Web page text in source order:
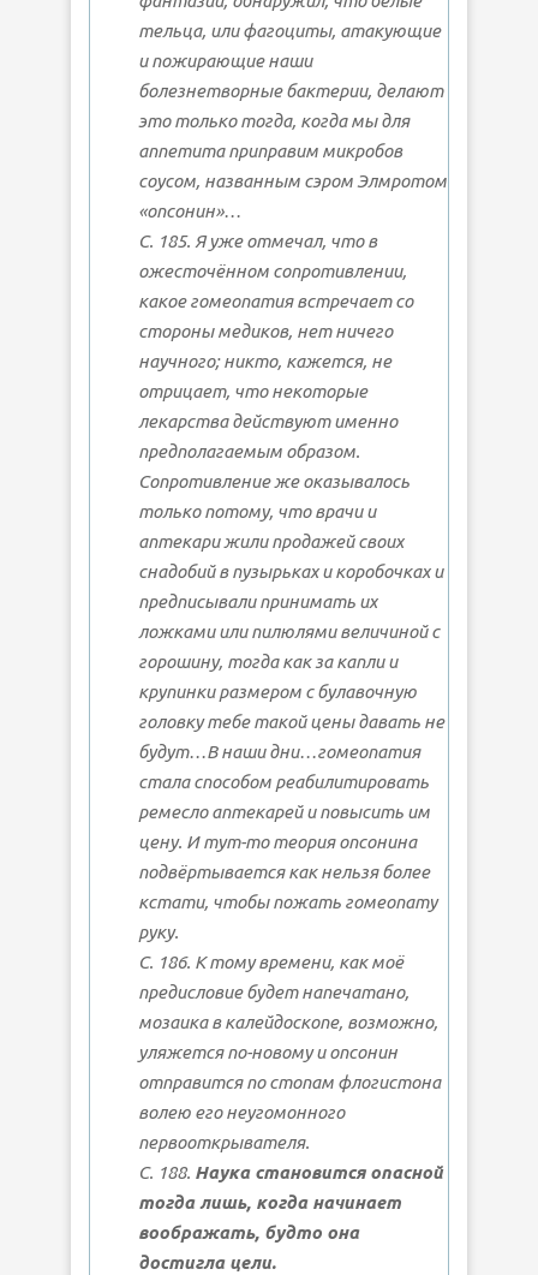
тельца, или фагоциты, атакующие
и пожирающие наши
болезнетворные бактерии, делают
это только тогда, когда мы для
аппетита приправим микробов
соусом, названным сэром Элмротом
«опсонин»…
С. 185. Я уже отмечал, что в
ожесточённом сопротивлении,
какое гомеопатия встречает со
стороны медиков, нет ничего
научного; никто, кажется, не
отрицает, что некоторые
лекарства действуют именно
предполагаемым образом.
Сопротивление же оказывалось
только потому, что врачи и
аптекари жили продажей своих
снадобий в пузырьках и коробочках и
предписывали принимать их
ложками или пилюлями величиной с
горошину, тогда как за капли и
крупинки размером с булавочную
головку тебе такой цены давать не
будут…В наши дни…гомеопатия
стала способом реабилитировать
ремесло аптекарей и повысить им
цену. И тут-то теория опсонина
подвёртывается как нельзя более
кстати, чтобы пожать гомеопату
руку.
С. 186. К тому времени, как моё
предисловие будет напечатано,
мозаика в калейдоскопе, возможно,
уляжется по-новому и опсонин
отправится по стопам флогистона
волею его неугомонного
первооткрывателя.
С. 188. Наука становится опасной
тогда лишь, когда начинает
воображать, будто она
достигла цели.